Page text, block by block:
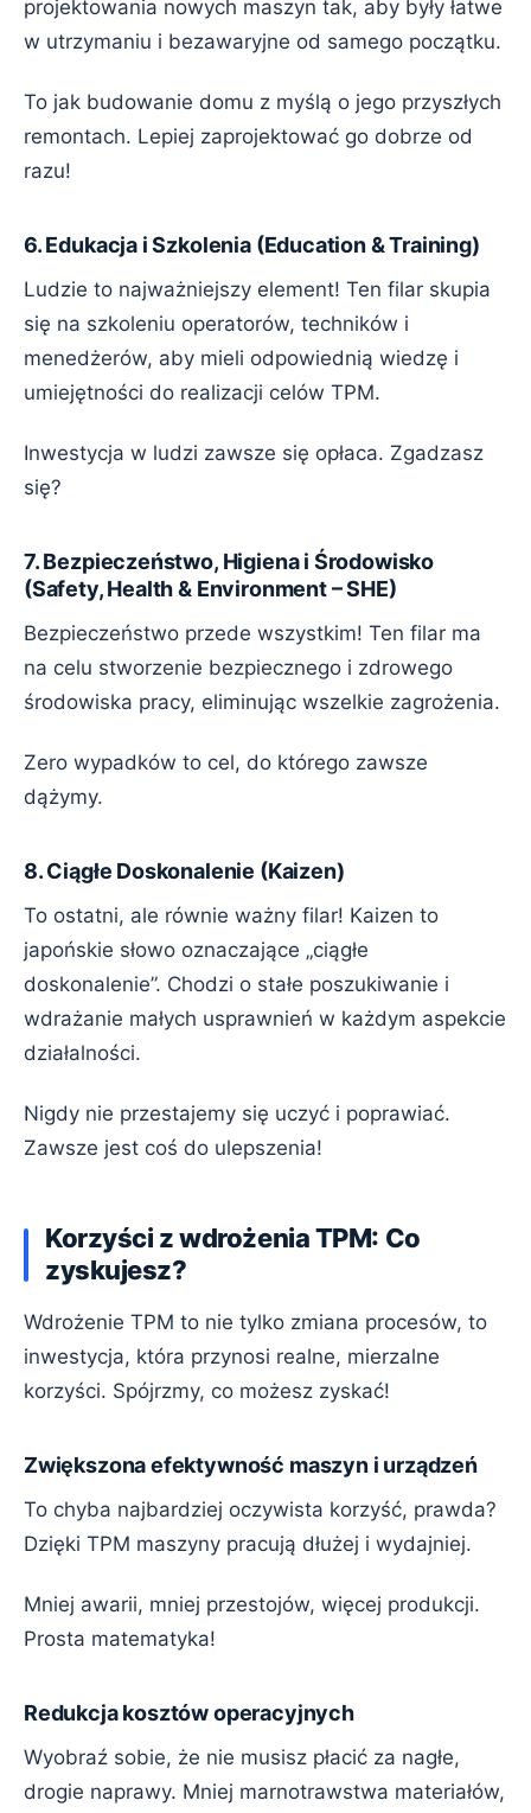
projektowania nowych maszyn tak, aby były łatwe
w utrzymaniu i bezawaryjne od samego początku.
To jak budowanie domu z myślą o jego przyszłych
remontach. Lepiej zaprojektować go dobrze od
razu!
6. Edukacja i Szkolenia (Education & Training)
Ludzie to najważniejszy element! Ten filar skupia
się na szkoleniu operatorów, techników i
menedżerów, aby mieli odpowiednią wiedzę i
umiejętności do realizacji celów TPM.
Inwestycja w ludzi zawsze się opłaca. Zgadzasz
się?
7. Bezpieczeństwo, Higiena i Środowisko
(Safety, Health & Environment – SHE)
Bezpieczeństwo przede wszystkim! Ten filar ma
na celu stworzenie bezpiecznego i zdrowego
środowiska pracy, eliminując wszelkie zagrożenia.
Zero wypadków to cel, do którego zawsze
dążymy.
8. Ciągłe Doskonalenie (Kaizen)
To ostatni, ale równie ważny filar! Kaizen to
japońskie słowo oznaczające „ciągłe
doskonalenie”. Chodzi o stałe poszukiwanie i
wdrażanie małych usprawnień w każdym aspekcie
działalności.
Nigdy nie przestajemy się uczyć i poprawiać.
Zawsze jest coś do ulepszenia!
Korzyści z wdrożenia TPM: Co
zyskujesz?
Wdrożenie TPM to nie tylko zmiana procesów, to
inwestycja, która przynosi realne, mierzalne
korzyści. Spójrzmy, co możesz zyskać!
Zwiększona efektywność maszyn i urządzeń
To chyba najbardziej oczywista korzyść, prawda?
Dzięki TPM maszyny pracują dłużej i wydajniej.
Mniej awarii, mniej przestojów, więcej produkcji.
Prosta matematyka!
Redukcja kosztów operacyjnych
Wyobraź sobie, że nie musisz płacić za nagłe,
drogie naprawy. Mniej marnotrawstwa materiałów,